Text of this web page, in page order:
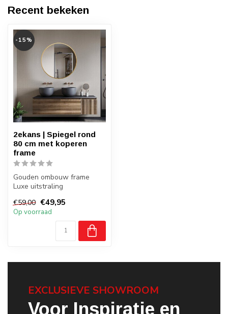
Recent bekeken
-15%
2ekans | Spiegel rond
80 cm met koperen
frame
Gouden ombouw frame
Luxe uitstraling
€59,00 €49,95
Op voorraad
EXCLUSIEVE SHOWROOM
Voor Inspiratie en